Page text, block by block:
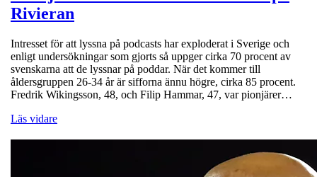
Rivieran
Intresset för att lyssna på podcasts har exploderat i Sverige och
enligt undersökningar som gjorts så uppger cirka 70 procent av
svenskarna att de lyssnar på poddar. När det kommer till
åldersgruppen 26-34 år är sifforna ännu högre, cirka 85 procent.
Fredrik Wikingsson, 48, och Filip Hammar, 47, var pionjärer…
Läs vidare